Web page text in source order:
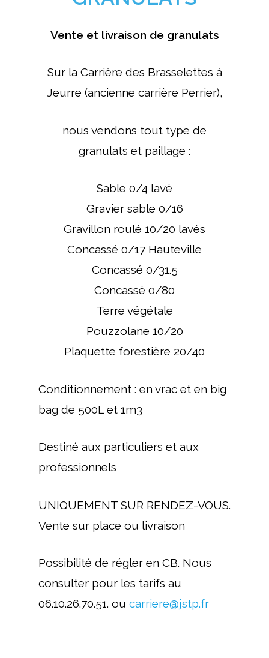
Vente et livraison de granulats
Sur la Carrière des Brasselettes à
Jeurre (ancienne carrière Perrier),
nous vendons tout type de
granulats et paillage :
Sable 0/4 lavé
Gravier sable 0/16
Gravillon roulé 10/20 lavés
Concassé 0/17 Hauteville
Concassé 0/31.5
Concassé 0/80
Terre végétale
Pouzzolane 10/20
Plaquette forestière 20/40
Conditionnement : en vrac et en big
bag de 500L et 1m3
Destiné aux particuliers et aux
professionnels
UNIQUEMENT SUR RENDEZ-VOUS.
Vente sur place ou livraison
Possibilité de régler en CB. Nous
consulter pour les tarifs au
06.10.26.70.51. ou carriere@jstp.fr